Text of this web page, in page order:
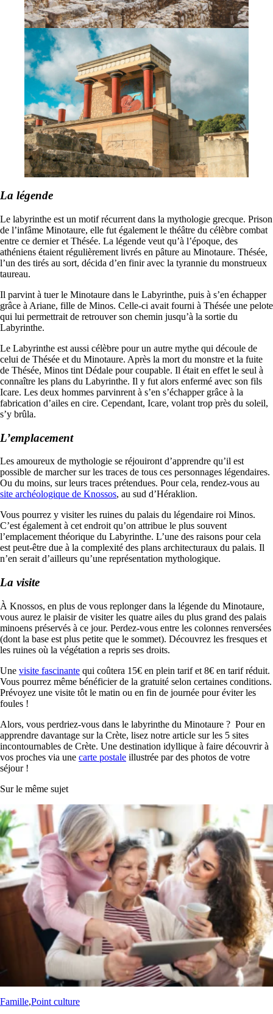
La légende
Le labyrinthe est un motif récurrent dans la mythologie grecque. Prison
de l’infâme Minotaure, elle fut également le théâtre du célèbre combat
entre ce dernier et Thésée. La légende veut qu’à l’époque, des
athéniens étaient régulièrement livrés en pâture au Minotaure. Thésée,
l’un des tirés au sort, décida d’en finir avec la tyrannie du monstrueux
taureau.
Il parvint à tuer le Minotaure dans le Labyrinthe, puis à s’en échapper
grâce à Ariane, fille de Minos. Celle-ci avait fourni à Thésée une pelote
qui lui permettrait de retrouver son chemin jusqu’à la sortie du
Labyrinthe.
Le Labyrinthe est aussi célèbre pour un autre mythe qui découle de
celui de Thésée et du Minotaure. Après la mort du monstre et la fuite
de Thésée, Minos tint Dédale pour coupable. Il était en effet le seul à
connaître les plans du Labyrinthe. Il y fut alors enfermé avec son fils
Icare. Les deux hommes parvinrent à s’en s’échapper grâce à la
fabrication d’ailes en cire. Cependant, Icare, volant trop près du soleil,
s’y brûla.
L’emplacement
Les amoureux de mythologie se réjouiront d’apprendre qu’il est
possible de marcher sur les traces de tous ces personnages légendaires.
Ou du moins, sur leurs traces prétendues. Pour cela, rendez-vous au
site archéologique de Knossos, au sud d’Héraklion.
Vous pourrez y visiter les ruines du palais du légendaire roi Minos.
C’est également à cet endroit qu’on attribue le plus souvent
l’emplacement théorique du Labyrinthe. L’une des raisons pour cela
est peut-être due à la complexité des plans architecturaux du palais. Il
n’en serait d’ailleurs qu’une représentation mythologique.
La visite
À Knossos, en plus de vous replonger dans la légende du Minotaure,
vous aurez le plaisir de visiter les quatre ailes du plus grand des palais
minoens préservés à ce jour. Perdez-vous entre les colonnes renversées
(dont la base est plus petite que le sommet). Découvrez les fresques et
les ruines où la végétation a repris ses droits.
Une visite fascinante qui coûtera 15€ en plein tarif et 8€ en tarif réduit.
Vous pourrez même bénéficier de la gratuité selon certaines conditions.
Prévoyez une visite tôt le matin ou en fin de journée pour éviter les
foules !
Alors, vous perdriez-vous dans le labyrinthe du Minotaure ? Pour en
apprendre davantage sur la Crète, lisez notre article sur les 5 sites
incontournables de Crète. Une destination idyllique à faire découvrir à
vos proches via une carte postale illustrée par des photos de votre
séjour !
Sur le même sujet
Famille,Point culture